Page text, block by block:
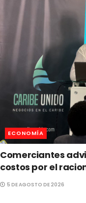
ECONOMÍA
Comerciantes
costos por el
5 DE AGOSTO DE 2026